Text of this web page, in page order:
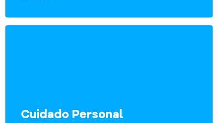
Cuidado Personal